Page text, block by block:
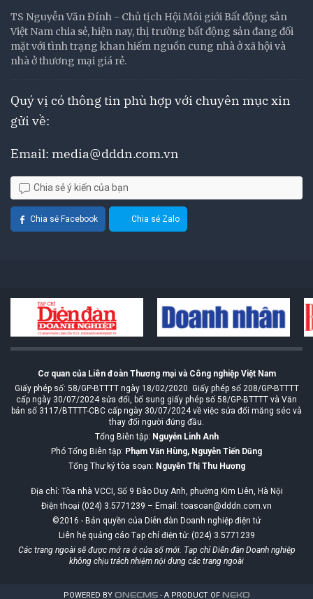
TS Nguyễn Văn Đính - Chủ tịch Hội Môi giới Bất động sản
Việt Nam chia sẻ, hiện nay, thị trường bất động sản đang đối
mặt với tình trạng khan hiếm nguồn cung nhà ở xã hội và
nhà ở thương mại giá rẻ.
Quý vị có thông tin phù hợp với chuyên mục xin
gửi về:
Email: media@dddn.com.vn
Chia sẻ ý kiến của bạn
Chia sẻ Facebook Chia sẻ Zalo
Cơ quan của Liên đoàn Thương mại và Công nghiệp Việt Nam
Giấy phép số: 58/GP-BTTTT ngày 18/02/2020. Giấy phép số 208/GP-BTTTT
cấp ngày 30/07/2024 sửa đổi, bổ sung giấy phép số 58/GP-BTTTT và Văn
bản số 3117/BTTTT-CBC cấp ngày 30/07/2024 về việc sửa đổi măng séc và
thay đổi người đứng đầu.
Tổng Biên tập: Nguyễn Linh Anh
Phó Tổng Biên tập: Phạm Văn Hùng, Nguyễn Tiến Dũng
Tổng Thư ký tòa soạn: Nguyễn Thị Thu Hương
Địa chỉ: Tòa nhà VCCI, Số 9 Đào Duy Anh, phường Kim Liên, Hà Nội
Điện thoại (024) 3.5771239 – Email: toasoan@dddn.com.vn
©2016 - Bản quyền của Diễn đàn Doanh nghiệp điện tử
Liên hệ quảng cáo Tạp chí điện tử: (024) 3.5771239
Các trang ngoài sẽ được mở ra ở cửa sổ mới. Tạp chí Diễn đàn Doanh nghiệp
không chịu trách nhiệm nội dung các trang ngoài
POWERED BY ONECMS- A PRODUCT OF NEKO